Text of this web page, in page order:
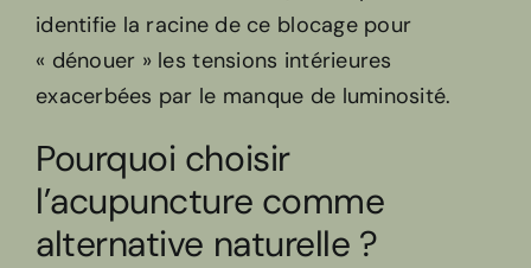
identifie la racine de ce blocage pour
« dénouer » les tensions intérieures
exacerbées par le manque de luminosité.
Pourquoi choisir
l’acupuncture comme
alternative naturelle ?